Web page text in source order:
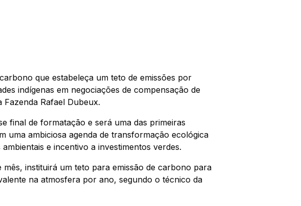
que estabeleça um teto de emissões por
indígenas em negociações de compensação de
Rafael Dubeux.
final de formatação e será uma das primeiras
uma ambiciosa agenda de transformação ecológica
e incentivo a investimentos verdes.
instituirá um teto para emissão de carbono para
na atmosfera por ano, segundo o técnico da